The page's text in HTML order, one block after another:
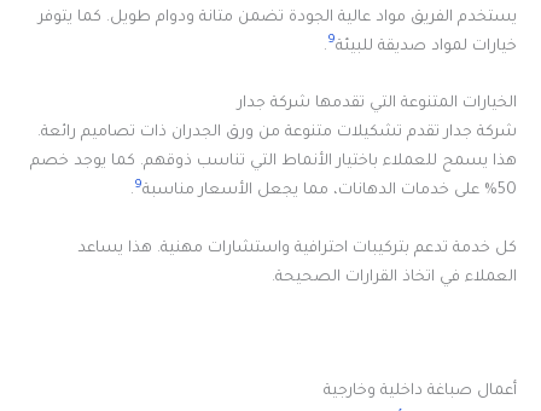
يستخدم الفريق مواد عالية الجودة تضمن متانة ودوام طويل. كما يتوفر
خيارات لمواد صديقة للبيئة9
.
الخيارات المتنوعة التي تقدمها شركة جدار
شركة جدار تقدم تشكيلات متنوعة من ورق الجدران ذات تصاميم رائعة.
هذا يسمح للعملاء باختيار الأنماط التي تناسب ذوقهم. كما يوجد خصم
50% على خدمات الدهانات، مما يجعل الأسعار مناسبة
9
.
كل خدمة تدعم بتركيبات احترافية واستشارات مهنية. هذا يساعد
العملاء في اتخاذ القرارات الصحيحة.
أعمال صباغة داخلية وخارجية